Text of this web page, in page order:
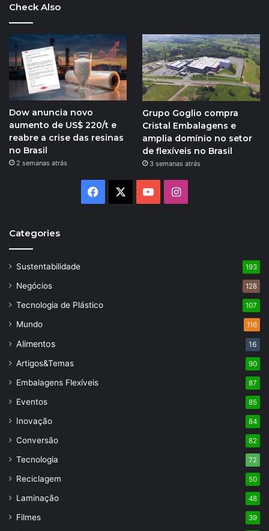
Check Also
Dow anuncia novo
aumento de US$ 220/t e
reabre a crise das resinas
no Brasil
2 semanas atrás
Grupo Goglio compra
Cristal Embalagens e
amplia domínio no setor
de flexíveis no Brasil
3 semanas atrás
Facebook YouTubeInstagram
Categories
Sustentabilidade 193
Negócios 128
Tecnologia de Plástico 107
Mundo 116
Alimentos 16
Artigos&Temas 90
Embalagens Flexíveis 87
Eventos 85
Inovação 84
Conversão 82
Tecnologia 72
Reciclagem 50
Laminação 48
Filmes 39